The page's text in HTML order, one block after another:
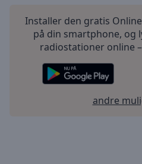
Installer den gratis
på din smartphone, og
radiostationer online
andre